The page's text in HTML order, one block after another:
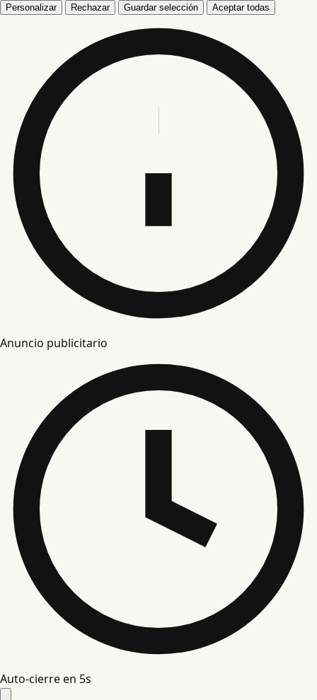
Personalizar Rechazar Guardar selección Aceptar todas
Anuncio publicitario
Auto-cierre en 4s